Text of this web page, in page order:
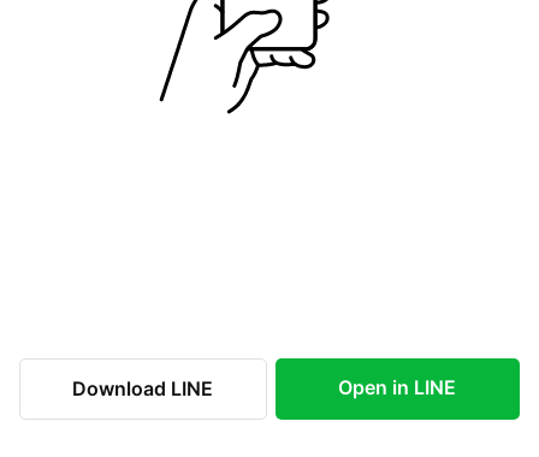
Download LINE Open in LINE